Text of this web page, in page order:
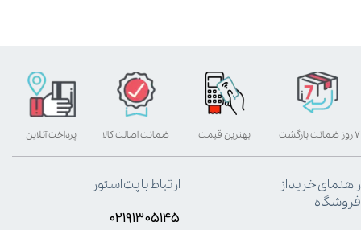
بهترین قیمت پرداخت آنلاین ۷ روز ضمانت بازگشت ضمانت اصالت کالا
راهنمای خرید از
فروشگاه
ارتباط با پت استور
۰۲۱۹۱۳۰۵۱۴۵